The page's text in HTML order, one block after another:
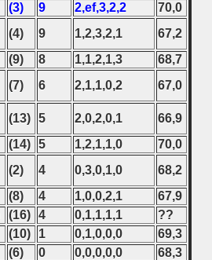
(3) 9 2,ef,3,2,2
70,0
(4) 9 1,2,3,2,1
67,2
(9) 8 1,1,2,1,3
68,7
(7) 6 2,1,1,0,2
67,0
(13) 5 2,0,2,0,1
66,9
(14) 5 1,2,1,1,0
70,0
(2) 4 0,3,0,1,0
68,2
(8) 4 1,0,0,2,1
67,9
(16) 4 0,1,1,1,1
??
(10) 1 0,1,0,0,0
69,3
(6) 0 0,0,0,0,0
68,3